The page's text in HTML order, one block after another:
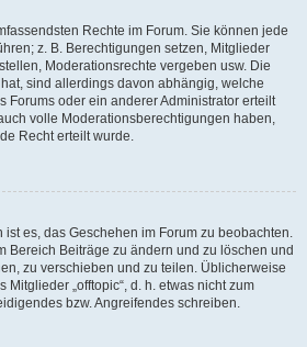
Rechte im Forum. Sie können jede
z. B. Berechtigungen setzen, Mitglieder
Moderationsrechte vergeben usw. Die
sind allerdings davon abhängig, welche
Forums oder ein anderer Administrator erteilt
volle Moderationsberechtigungen haben,
Recht erteilt wurde.
ist es, das Geschehen im Forum zu beobachten.
Bereich Beiträge zu ändern und zu löschen und
zu verschieben und zu teilen. Üblicherweise
„offtopic“, d. h. etwas nicht zum
bzw. Angreifendes schreiben.